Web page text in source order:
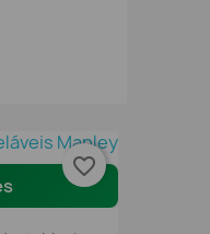
favorite_border